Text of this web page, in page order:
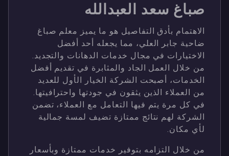
صباغ سعد العبدالله
الاهتمام بأدق التفاصيل هو ما يميز معلم صباغ
ضاحية جابر العلي، مما يجعله أحد أفضل
الاختيارات في مجال خدمات الدهانات والتجديد.
من خلال العمل الجاد والمثابرة في تقديم أفضل
الخدمات، أصبحت الشركة الخيار الأول للعديد
من العملاء الذين يثقون في جودتها واحترافيتها.
في كل مرة يتم فيها التعامل مع العملاء، تضمن
الشركة لهم نتائج ممتازة تضيف لمسة جمالية
لأي مكان.
من خلال التزامه بتوفير خدمات ممتازة وبأسعار